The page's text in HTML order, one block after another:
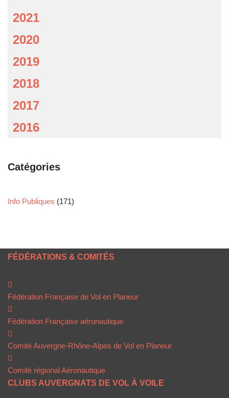
2021
2020
2019
2018
2017
2016
Catégories
Info Publiques (171)
FÉDÉRATIONS & COMITÉS
Fédération Française de Vol en Planeur
Fédération Française aéronautique
Comité Auvergne-Rhône-Alpes de Vol en Planeur
Comité régional Aéronautique
CLUBS AUVERGNATS DE VOL À VOILE